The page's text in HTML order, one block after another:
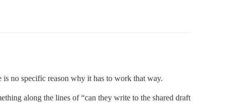
no specific reason why it has to work that way.
along the lines of “can they write to the shared draft